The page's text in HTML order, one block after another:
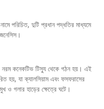
পরিচিত, দুটি প্রধান পদ্ধতির মাধ্যমে
নরম কনেকটিভ টিস্যু থেকে গঠন হয়। এই
হয়, যা ক্যালসিয়াম এবং ফসফরাসের
ও গলার হাড়ের ক্ষেত্রে ঘটে।